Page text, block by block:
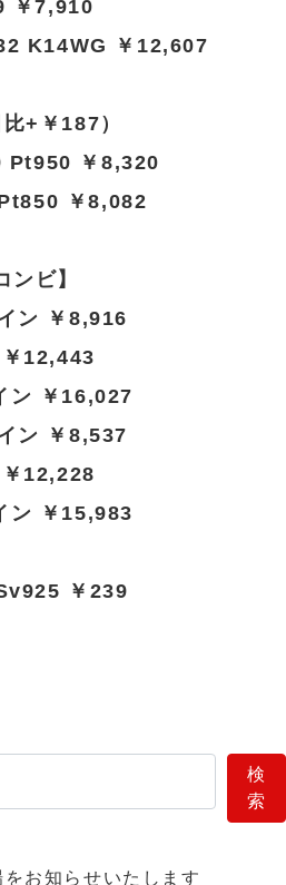
￥7,910
K14WG ￥12,607
+￥187）
Pt950 ￥8,320
￥8,082
ンビ】
ン ￥8,916
12,443
ン ￥16,027
ン ￥8,537
12,228
ン ￥15,983
￥239
検
索
お知らせいたします